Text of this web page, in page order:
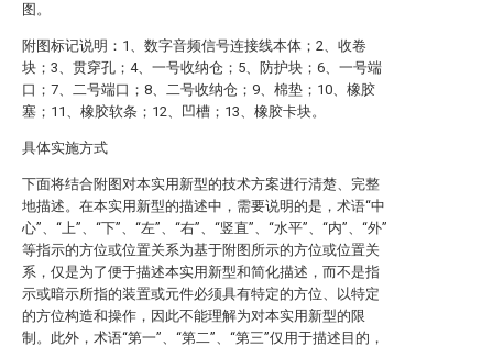
图。
附图标记说明：1、数字音频信号连接线本体；2、收卷
块；3、贯穿孔；4、一号收纳仓；5、防护块；6、一号端
口；7、二号端口；8、二号收纳仓；9、棉垫；10、橡胶
塞；11、橡胶软条；12、凹槽；13、橡胶卡块。
具体实施方式
下面将结合附图对本实用新型的技术方案进行清楚、完整
地描述。在本实用新型的描述中，需要说明的是，术语“中
心”、“上”、“下”、“左”、“右”、“竖直”、“水平”、“内”、“外”
等指示的方位或位置关系为基于附图所示的方位或位置关
系，仅是为了便于描述本实用新型和简化描述，而不是指
示或暗示所指的装置或元件必须具有特定的方位、以特定
的方位构造和操作，因此不能理解为对本实用新型的限
制。此外，术语“第一”、“第二”、“第三”仅用于描述目的，